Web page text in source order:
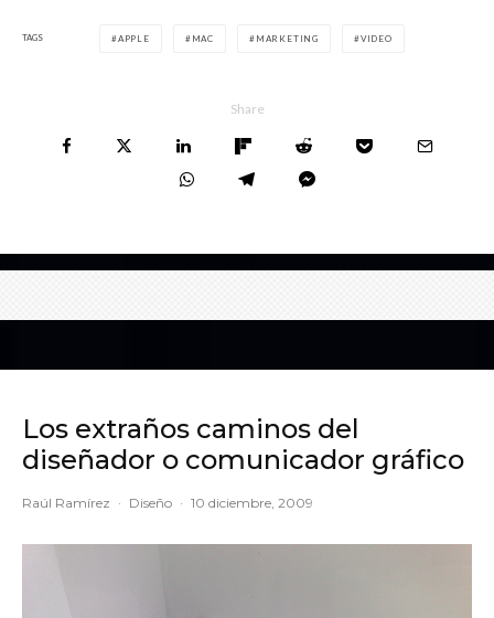
TAGS APPLE MAC MARKETING VIDEO
Share
Los extraños caminos del
diseñador o comunicador gráfico
Raúl Ramírez · Diseño · 10 diciembre, 2009